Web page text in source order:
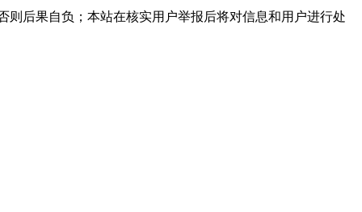
后果自负；本站在核实用户举报后将对信息和用户进行处